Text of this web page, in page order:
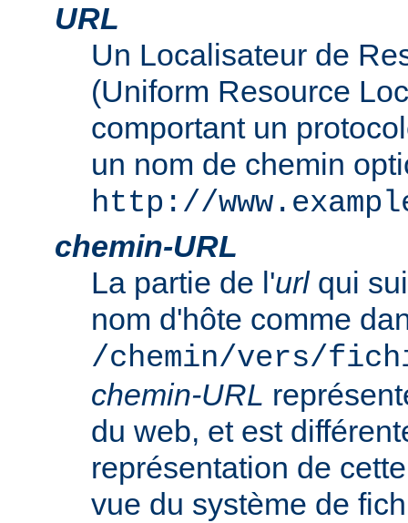
URL
Un Localisateur de
(Uniform Resource
comportant un
un nom de chemin
http://
chemin-URL
La partie de l'urlqui
nom d'hôte comme
/chemin/vers/
chemin-URL
du web, et est
représentation de
vue du système de